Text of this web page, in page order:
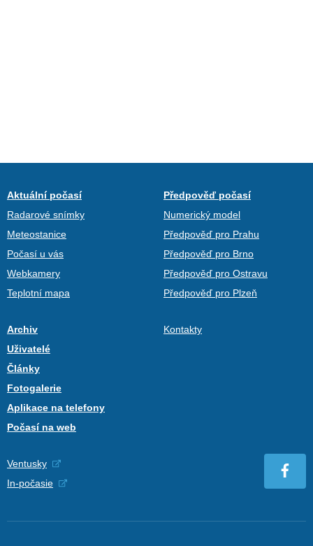
Aktuální počasí
Radarové snímky
Meteostanice
Počasí u vás
Webkamery
Teplotní mapa
Předpověď počasí
Numerický model
Předpověď pro Prahu
Předpověď pro Brno
Předpověď pro Ostravu
Předpověď pro Plzeň
Archiv
Uživatelé
Články
Fotogalerie
Aplikace na telefony
Počasí na web
Kontakty
Ventusky
In-počasie